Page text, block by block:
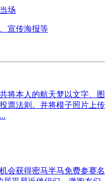
场
宣传海报等
将本人的航天梦以文字、图
票法则。并将模子照片上传
会获得密马半马免费参赛名